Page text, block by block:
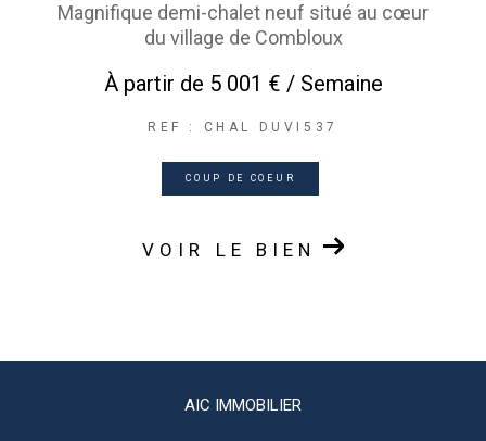
Magnifique demi-chalet neuf situé au cœur
du village de Combloux
À partir de 5 001 € / Semaine
REF : CHAL DUVI537
COUP DE COEUR
VOIR LE BIEN
AIC IMMOBILIER